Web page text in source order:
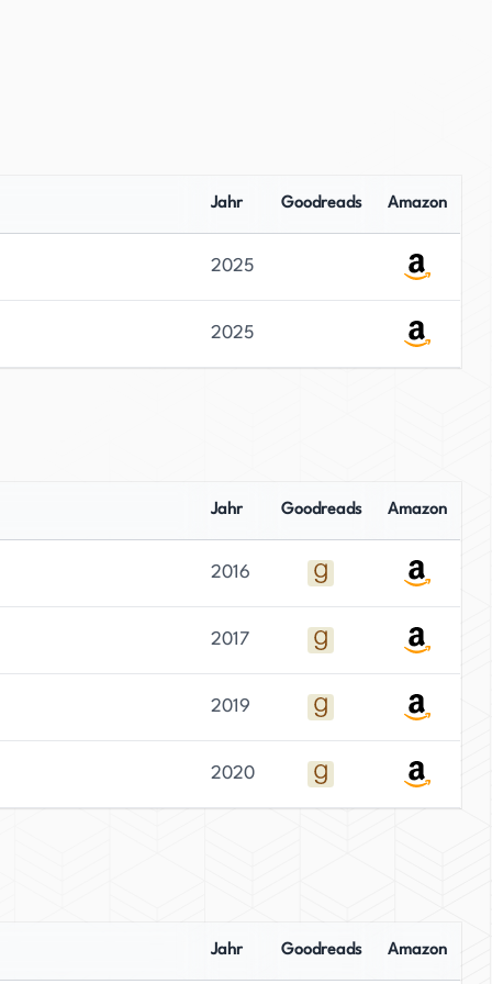
Jahr Goodreads Amazon
2025
2025
Jahr Goodreads Amazon
2016
2017
2019
2020
Jahr Goodreads Amazon